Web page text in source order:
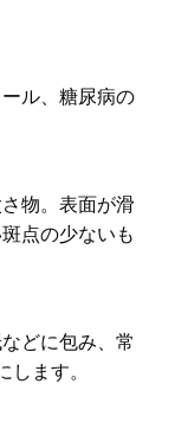
ル、糖尿病の
物。表面が滑
点の少ないも
どに包み、常
ます。